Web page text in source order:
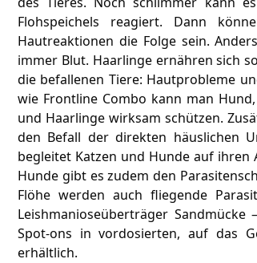
Flohspeichels reagiert. Dann
Hautreaktionen die Folge sein.
immer Blut. Haarlinge ernähren sich
die befallenen Tiere: Hautprobleme
wie Frontline Combo kann man
und Haarlinge wirksam schützen.
den Befall der direkten häuslichen
begleitet Katzen und Hunde auf
Hunde gibt es zudem den
Flöhe werden auch fliegende
Leishmanioseüberträger
Spot-ons in vordosierten, auf das
erhältlich.